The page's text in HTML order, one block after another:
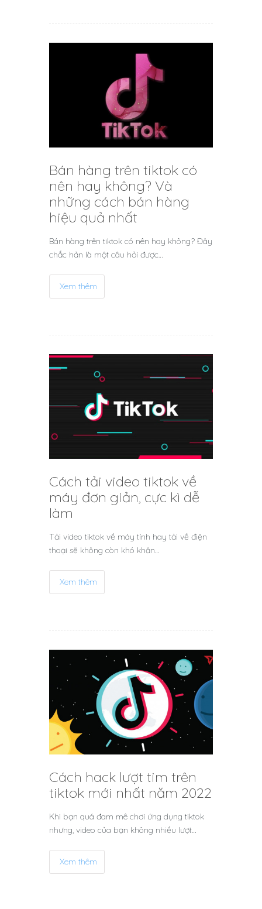
Bán hàng trên tiktok có
nên hay không? Và
những cách bán hàng
hiệu quả nhất
Bán hàng trên tiktok có nên hay không? Đây
chắc hản là một câu hỏi được…
Xem thêm
Cách tải video tiktok về
máy đơn giản, cực kì dễ
làm
Tải video tiktok về máy tính hay tải về điện
thoại sẽ không còn khó khăn…
Xem thêm
Cách hack lượt tim trên
tiktok mới nhất năm 2022
Khi bạn quá đam mê chơi ứng dụng tiktok
nhưng, video của bạn không nhiều lượt…
Xem thêm